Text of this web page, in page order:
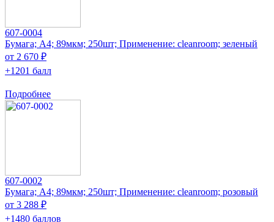
607-0004
Бумага; A4; 89мкм; 250шт; Применение: cleanroom; зеленый
от 2 670 ₽
+1201 балл
Подробнее
607-0002
Бумага; A4; 89мкм; 250шт; Применение: cleanroom; розовый
от 3 288 ₽
+1480 баллов